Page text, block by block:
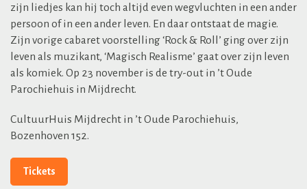
zijn liedjes kan hij toch altijd even wegvluchten in een ander
persoon of in een ander leven. En daar ontstaat de magie.
Zijn vorige cabaret voorstelling ‘Rock & Roll’ ging over zijn
leven als muzikant, ‘Magisch Realisme’ gaat over zijn leven
als komiek. Op 23 november is de try-out in ’t Oude
Parochiehuis in Mijdrecht.
CultuurHuis Mijdrecht in ’t Oude Parochiehuis,
Bozenhoven 152.
Tickets